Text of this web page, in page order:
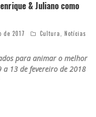
& Juliano como
de 2017 Cultura Notícias
para animar o melhor
a 13 de fevereiro de 2018